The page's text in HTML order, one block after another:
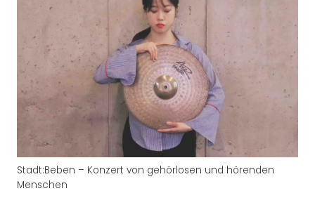
Stadt:Beben – Konzert von gehörlosen und hörenden
Menschen